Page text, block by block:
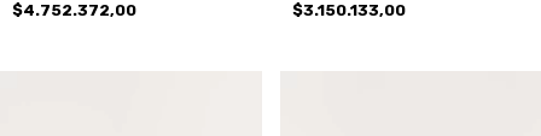
$4.752.372,00 $3.150.133,00